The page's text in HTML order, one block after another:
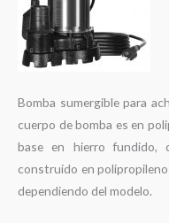
Bomba sumergible para
cuerpo de bomba es en
base en hierro
construido en
dependiendo del modelo.